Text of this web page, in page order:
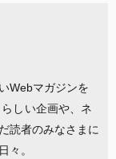
Webマガジンを
しい企画や、ネ
読者のみなさまに
々。